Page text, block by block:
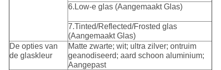
6.Low-e glas (Aangemaakt Glas)
7.Tinted/Reflected/Frosted glas
(Aangemaakt Glas)
De opties van
de glaskleur
Matte zwarte; wit; ultra zilver; ontruim
geanodiseerd; aard schoon aluminium;
Aangepast